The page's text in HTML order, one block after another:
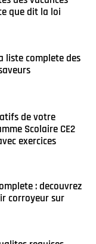
que dit la loi
liste complete des
de votre
Scolaire CE2
exercices
: decouvrez
corroyeur sur